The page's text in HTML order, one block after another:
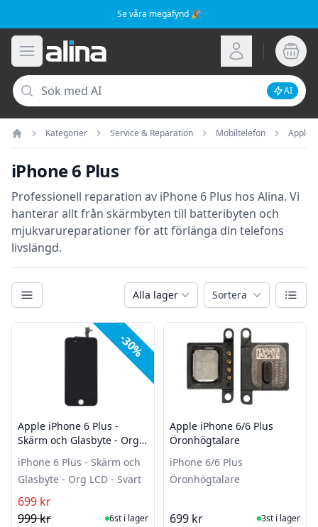
Se våra megafynd 🎉
Öppna meny
Alina.se Logga in
Sök
AI
Hem
Kategorier Service & Reparation Mobiltelefon Apple
iPhone 6 Plus
Professionell reparation av iPhone 6 Plus hos Alina. Vi
hanterar allt från skärmbyten till batteribyten och
mjukvarureparationer för att förlänga din telefons
livslängd.
Kategorier Alla lager Sortera Växla
Filter
Produkter
-30%
Apple iPhone 6 Plus -
Skärm och Glasbyte - Org
iPhone 6 Plus - Skärm och
Glasbyte - Org LCD - Svart
699 kr
999 kr
I Lager
6st i lager
Apple iPhone 6/6 Plus
Öronhögtalare
iPhone 6/6 Plus
Öronhögtalare
699 kr I Lager
3st i lager